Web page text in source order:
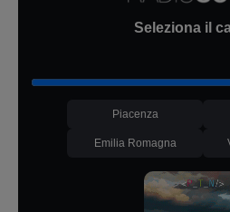
Seleziona il
Piacenza
Emilia Romagna